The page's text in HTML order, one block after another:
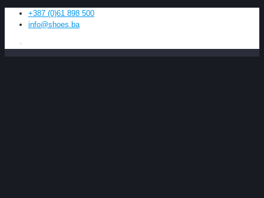
+387 (0)61 898 500
info@shoes.ba